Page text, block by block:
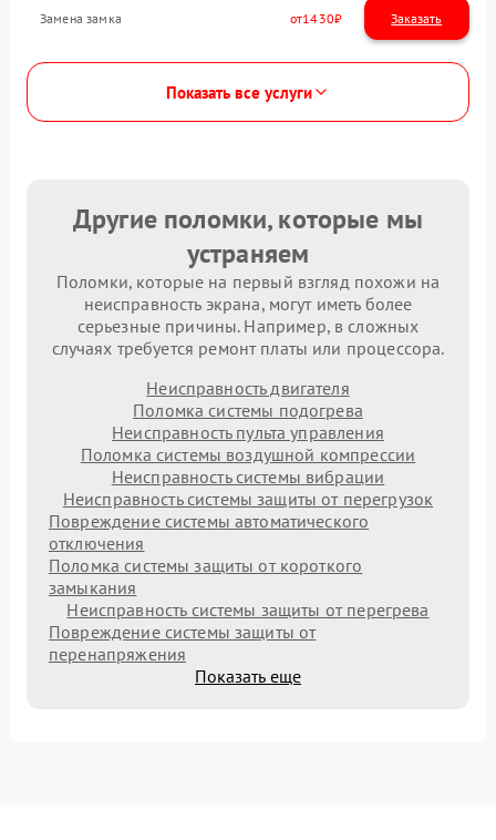
Замена замка 1430
Показать все услуги
Другие поломки, которые мы
устраняем
Поломки, которые на первый взгляд похожи на
неисправность экрана, могут иметь более
серьезные причины. Например, в сложных
случаях требуется ремонт платы или процессора.
Неисправность двигателя
Поломка системы подогрева
Неисправность пульта управления
Поломка системы воздушной компрессии
Неисправность системы вибрации
Неисправность системы защиты от перегрузок
Повреждение системы автоматического
отключения
Поломка системы защиты от короткого
замыкания
Неисправность системы защиты от перегрева
Повреждение системы защиты от
перенапряжения
Показать еще